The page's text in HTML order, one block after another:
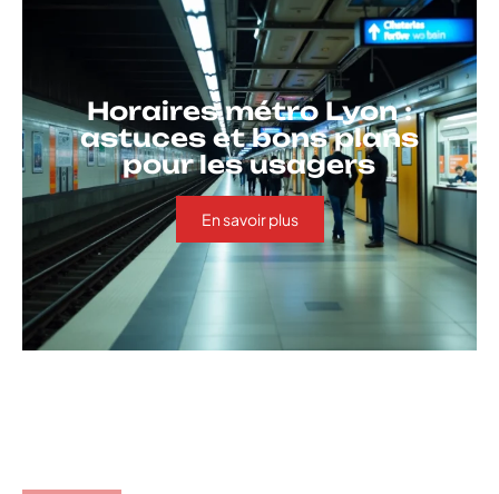
Horaires métro Lyon :
astuces et bons plans
pour les usagers
En savoir plus